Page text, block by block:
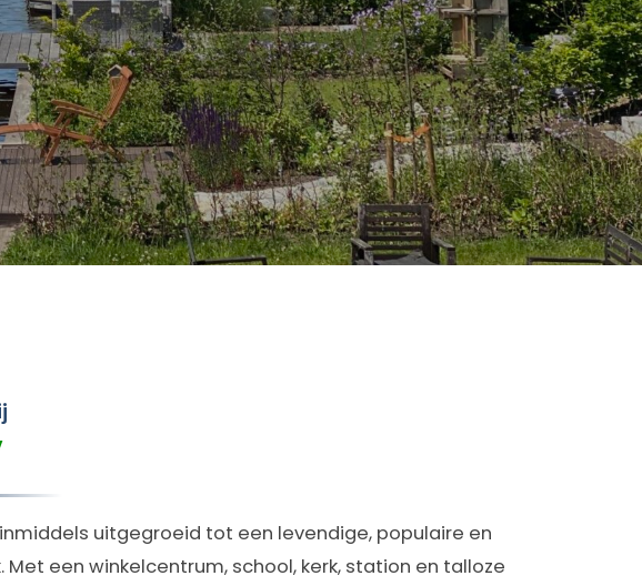
uitgegroeid tot een levendige, populaire en
Met een winkelcentrum, school, kerk, station en talloze